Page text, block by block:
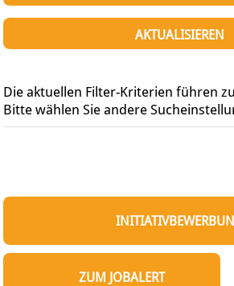
AKTUALISIEREN
Die aktuellen Filter-Kriterien führen
Bitte wählen Sie andere
ZUM JOBALERT